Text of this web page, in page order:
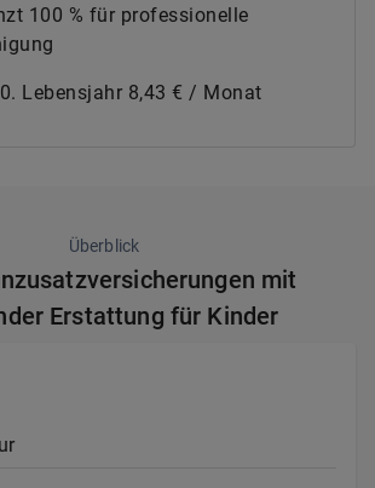
100 % für professionelle
Lebensjahr 8,43 € / Monat
Überblick
mit
Erstattung für Kinder